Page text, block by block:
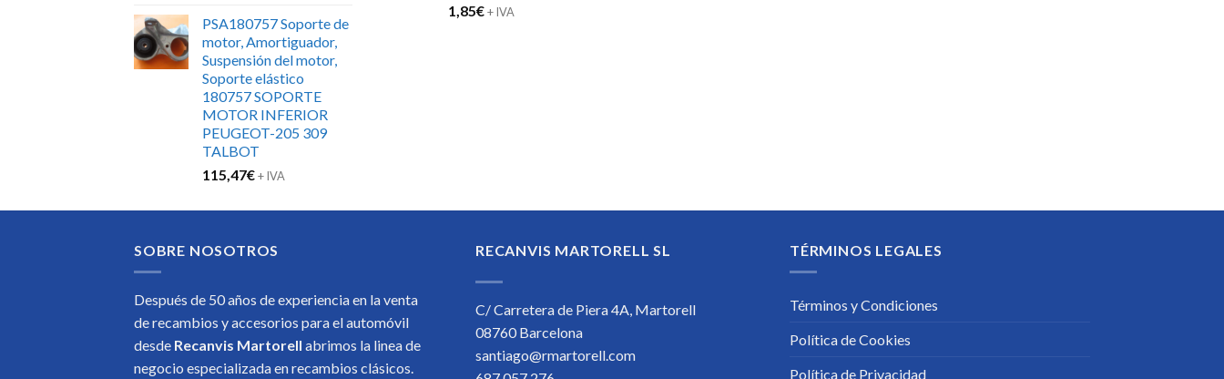
PSA180757 Soporte de
motor, Amortiguador,
Suspensión del motor,
Soporte elástico
180757 SOPORTE
MOTOR INFERIOR
PEUGEOT-205 309
TALBOT
115,47€+ IVA
1,85€+ IVA
SOBRE NOSOTROS
Después de 50 años de experiencia en la venta
de recambios y accesorios para el automóvil
desde Recanvis Martorell abrimos la linea de
negocio especializada en recambios clásicos.
RECANVIS MARTORELL SL
C/ Carretera de Piera 4A, Martorell
08760 Barcelona
santiago@rmartorell.com
TÉRMINOS LEGALES
Términos y Condiciones
Política de Cookies
Política de Privacidad